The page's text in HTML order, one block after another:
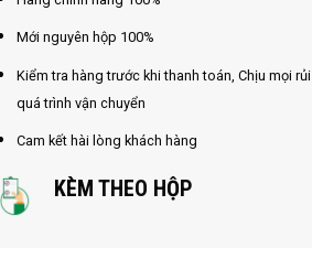
Mới nguyên hộp 100%
Kiểm tra hàng trước khi thanh toán, Chịu mọi
quá trình vận chuyển
Cam kết hài lòng khách hàng
KÈM THEO HỘP